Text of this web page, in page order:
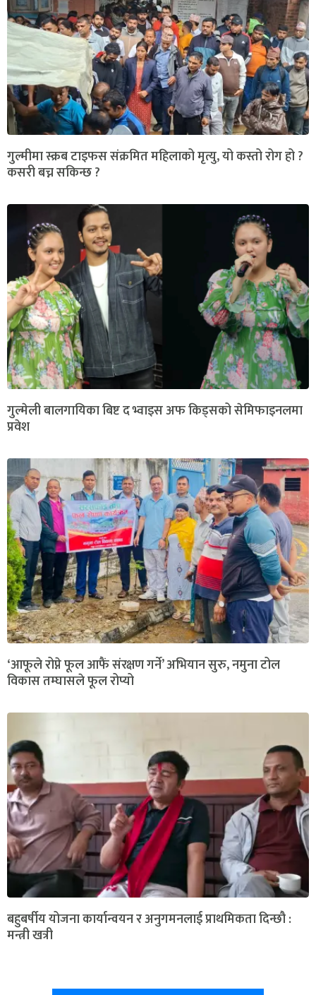
गुल्मीमा स्क्रब टाइफस संक्रमित महिलाको मृत्यु, यो कस्तो रोग हो ?
कसरी बच्न सकिन्छ ?
गुल्मेली बालगायिका बिष्ट द भ्वाइस अफ किड्सको सेमिफाइनलमा
प्रवेश
‘आफूले रोप्ने फूल आफैं संरक्षण गर्ने’ अभियान सुरु, नमुना टोल
विकास तम्घासले फूल रोप्यो
बहुबर्षीय योजना कार्यान्वयन र अनुगमनलाई प्राथमिकता दिन्छौ :
मन्त्री खत्री